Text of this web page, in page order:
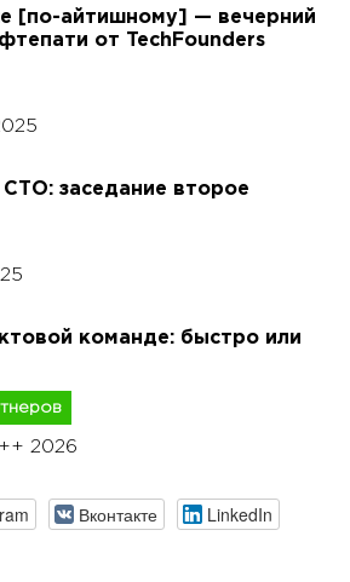
[по-айтишному] — вечерний
от TechFounders
заседание второе
команде: быстро или
2026
Вконтакте LinkedIn